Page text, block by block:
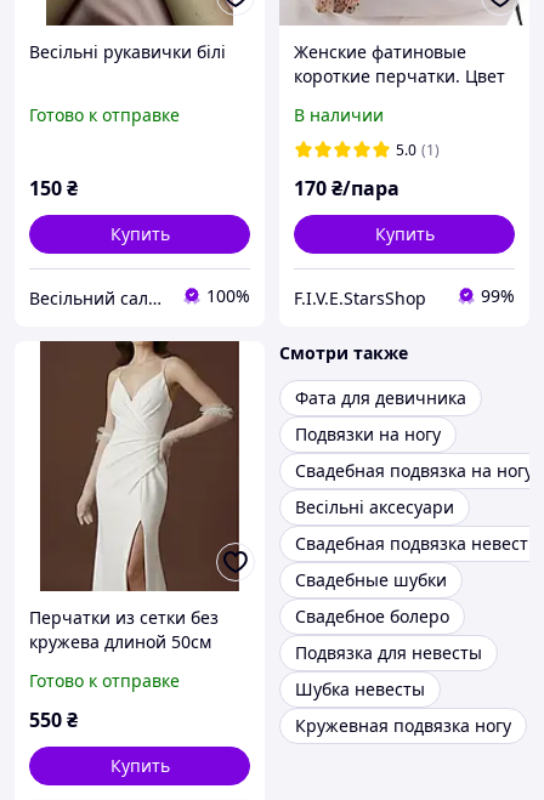
Весільні рукавички білі
Готово к отправке
150₴
Купить
Весільний салон «Ніколь» 100%
Женские фатиновые
короткие перчатки. Цвет
горошком.
В наличии
5.0 (1)
170₴/пара
Купить
F.I.V.E.StarsShop 99%
Перчатки из сетки без
кружева длиной 50см
Готово к отправке
550₴
Купить
Смотри также
Фата для девичника
Подвязки на ногу
Свадебная подвязка на ногу
Весільні аксесуари
Свадебная подвязка невесты
Свадебные шубки
Свадебное болеро
Подвязка для невесты
Шубка невесты
Кружевная подвязка ногу